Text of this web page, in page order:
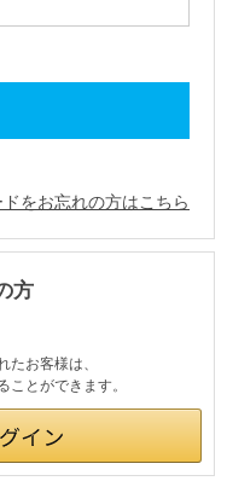
をお忘れの方はこちら
方
お客様は、
とができます。